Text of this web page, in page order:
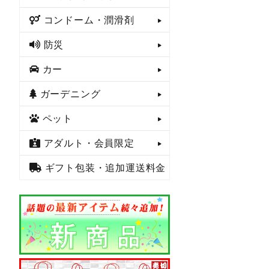
コンドーム・潤滑剤
防災
カー
ガーデニング
ペット
アダルト・会員限定
ギフト包装・追加運送料金